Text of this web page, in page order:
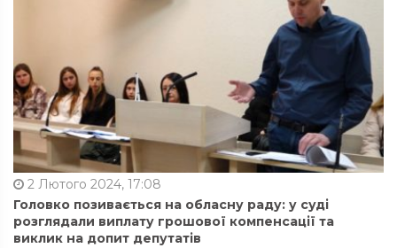
2 Лютого 2024, 17:08
Головко позивається на обласну раду: у суді
розглядали виплату грошової компенсації та
виклик на допит депутатів